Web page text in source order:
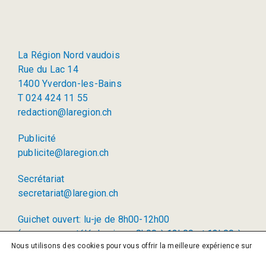
La Région Nord vaudois
Rue du Lac 14
1400 Yverdon-les-Bains
T 024 424 11 55
redaction@laregion.ch
Publicité
publicite@laregion.ch
Secrétariat
secretariat@laregion.ch
Guichet ouvert: lu-je de 8h00-12h00
(permanence téléphonique: 8h00 à 12h00 et 13h00 à
17h00)
Nous utilisons des cookies pour vous offrir la meilleure expérience sur